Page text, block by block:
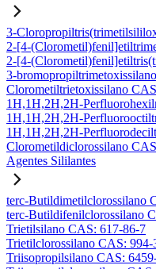
3-
2-[4-
2-[4-
3-
Clorometiltrietoxissilano
1H,1H,2H,2H-
1H,1H,2H,2H-
1H,1H,2H,2H-
Clorometildiclorossilano
Agentes Sililantes
terc-Butildimetilclorossilano
terc-Butildifenilclorossilano
Trietilsilano CAS: 617-86-7
Trietilclorossilano CAS: 994-
Triisopropilsilano CAS: